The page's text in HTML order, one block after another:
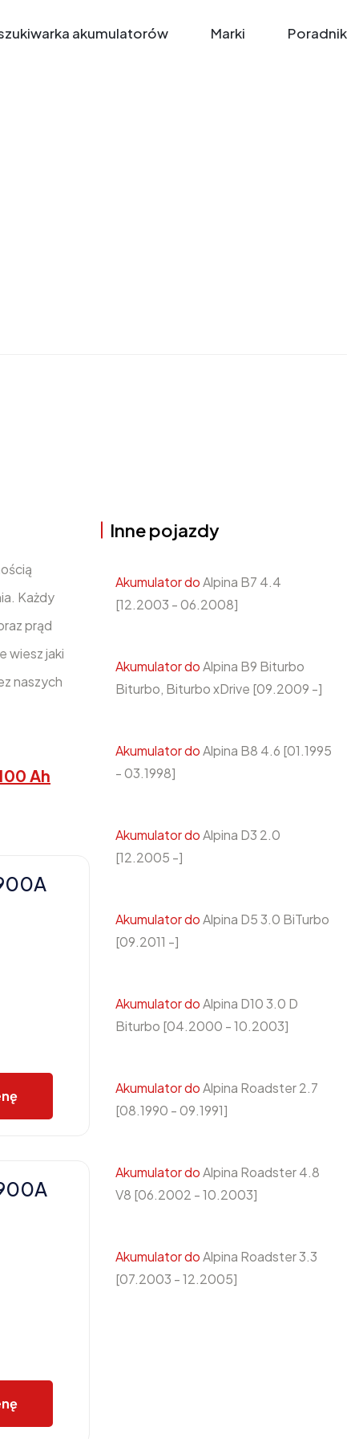
akumulatorów Marki Poradnik
Każdy
prąd
wiesz jaki
naszych
Ah
Inne pojazdy
Akumulator doAlpina B7 4.4
[12.2003 - 06.2008]
Akumulator doAlpina B9 Biturbo
Biturbo, Biturbo xDrive [09.2009 -]
Akumulator doAlpina B8 4.6 [01.1995
- 03.1998]
Akumulator doAlpina D3 2.0
[12.2005 -]
Akumulator doAlpina D5 3.0 BiTurbo
[09.2011 -]
Akumulator doAlpina D10 3.0 D
Biturbo [04.2000 - 10.2003]
Akumulator doAlpina Roadster 2.7
[08.1990 - 09.1991]
Akumulator doAlpina Roadster 4.8
V8 [06.2002 - 10.2003]
Akumulator doAlpina Roadster 3.3
[07.2003 - 12.2005]